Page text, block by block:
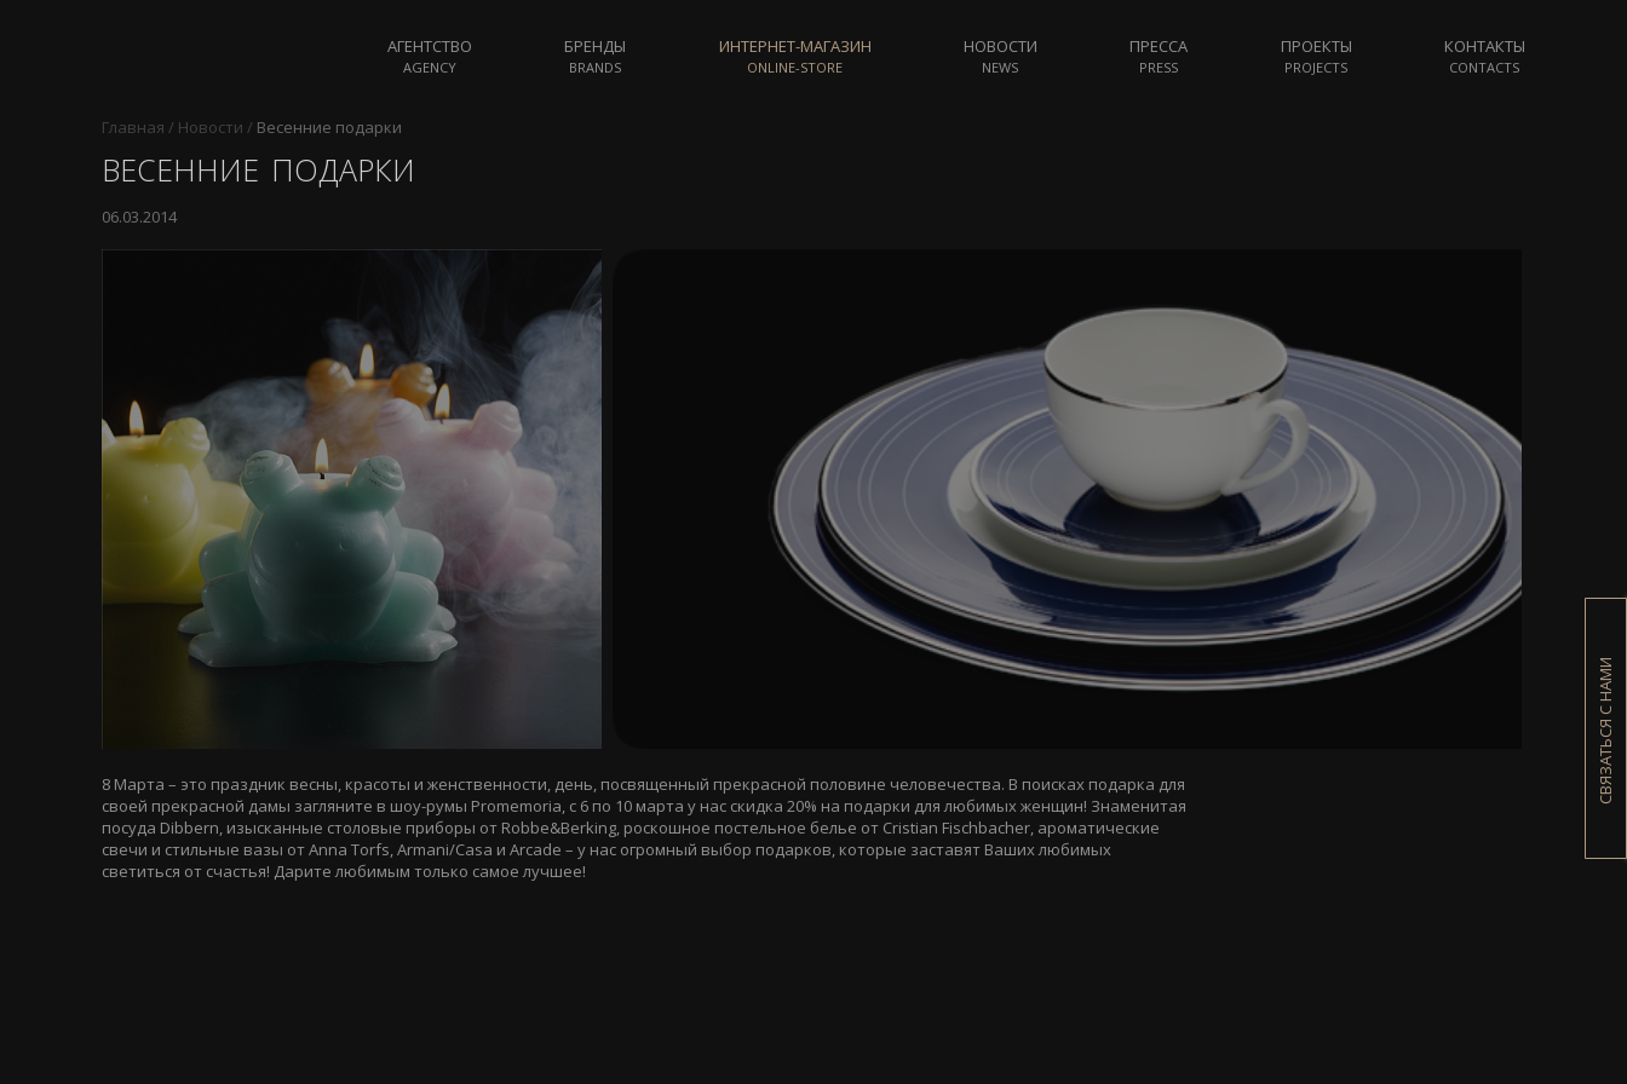
СВЯЗАТЬСЯ С НАМИ
АГЕНТСТВО
AGENCY
БРЕНДЫ
BRANDS
ИНТЕРНЕТ-МАГАЗИН
ONLINE-STORE
НОВОСТИ
NEWS
ПРЕССА
PRESS
ПРОЕКТЫ
PROJECTS
КОНТАКТЫ
CONTACTS
Главная / Новости / Весенние подарки
ВЕСЕННИЕ ПОДАРКИ
06.03.2014
8 Марта – это праздник весны, красоты и женственности, день, посвященный прекрасной половине человечества. В поисках подарка для
своей прекрасной дамы загляните в шоу-румы Promemoria, с 6 по 10 марта у нас скидка 20% на подарки для любимых женщин! Знаменитая
посуда Dibbern, изысканные столовые приборы от Robbe&Berking, роскошное постельное белье от Cristian Fischbacher, ароматические
свечи и стильные вазы от Anna Torfs, Armani/Casa и Arcade – у нас огромный выбор подарков, которые заставят Ваших любимых
светиться от счастья! Дарите любимым только самое лучшее!